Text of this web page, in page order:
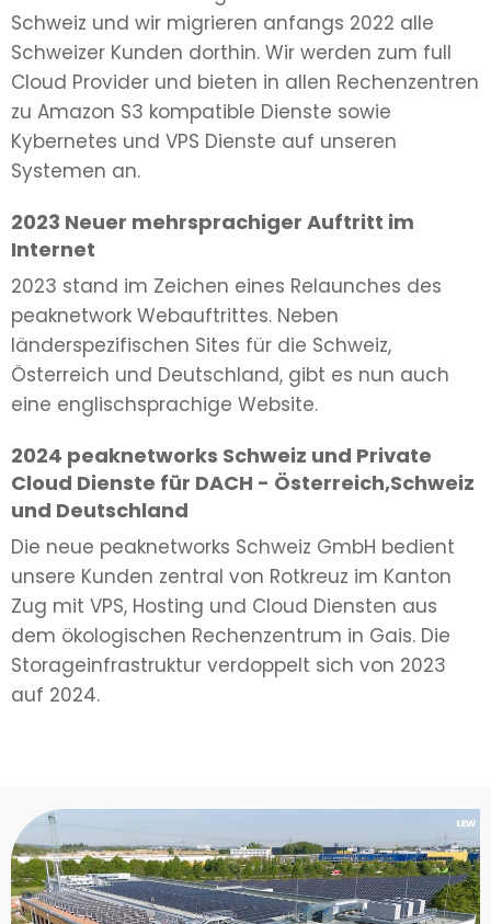
Schweiz und wir migrieren anfangs 2022 alle
Schweizer Kunden dorthin. Wir werden zum full
Cloud Provider und bieten in allen Rechenzentren
zu Amazon S3 kompatible Dienste sowie
Kybernetes und VPS Dienste auf unseren
Systemen an.
2023 Neuer mehrsprachiger Auftritt im
Internet
2023 stand im Zeichen eines Relaunches des
peaknetwork Webauftrittes. Neben
länderspezifischen Sites für die Schweiz,
Österreich und Deutschland, gibt es nun auch
eine englischsprachige Website.
2024 peaknetworks Schweiz und Private
Cloud Dienste für DACH - Österreich,Schweiz
und Deutschland
Die neue peaknetworks Schweiz GmbH bedient
unsere Kunden zentral von Rotkreuz im Kanton
Zug mit VPS, Hosting und Cloud Diensten aus
dem ökologischen Rechenzentrum in Gais. Die
Storageinfrastruktur verdoppelt sich von 2023
auf 2024.